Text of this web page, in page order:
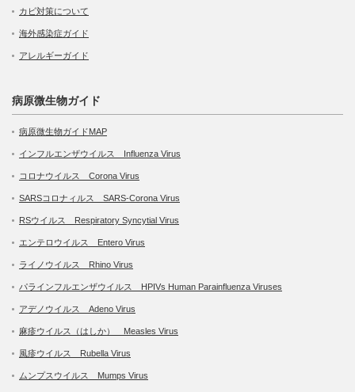
カビ対策について
海外感染症ガイド
アレルギーガイド
病原微生物ガイド
病原微生物ガイドMAP
インフルエンザウイルス Influenza Virus
コロナウイルス Corona Virus
SARSコロナィルス SARS-Corona Virus
RSウイルス Respiratory Syncytial Virus
エンテロウイルス Entero Virus
ライノウイルス Rhino Virus
パラインフルエンザウイルス HPIVs Human Parainfluenza Viruses
アデノウイルス Adeno Virus
麻疹ウイルス（はしか） Measles Virus
風疹ウイルス Rubella Virus
ムンプスウイルス Mumps Virus